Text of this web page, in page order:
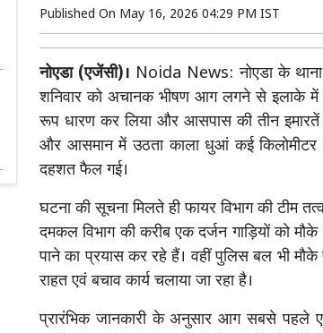
Published On May 16, 2026 04:29 PM IST
नोएडा (एजेंसी)। Noida News: नोएडा के
शनिवार को अचानक भीषण आग लगने से इलाके
रूप धारण कर लिया और आसपास की तीन
और आसमान में उठता काला धुआं कई किलोमीटर
दहशत फैल गई।
घटना की सूचना मिलते ही फायर विभाग की टीम
दमकल विभाग की करीब एक दर्जन गाड़ियों को
पाने का प्रयास कर रहे हैं। वहीं पुलिस बल भी
राहत एवं बचाव कार्य चलाया जा रहा है।
प्रारंभिक जानकारी के अनुसार आग सबसे पहले